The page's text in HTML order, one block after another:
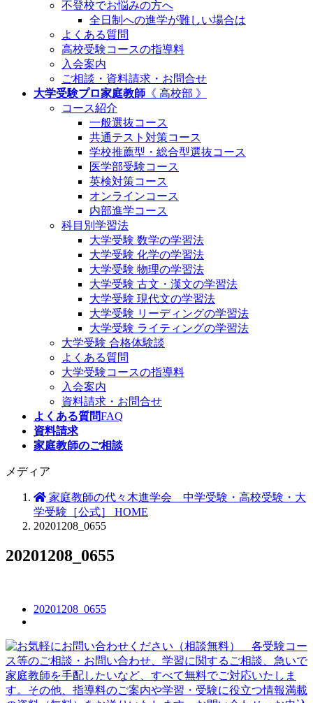
不登校でお悩みの方へ
全日制への進学が難しい場合は
よくある質問
高校受験コースの指導料
入会案内
ご相談・資料請求・お問合せ
大学受験プロ家庭教師 《 高校部 》
コース紹介
一般選抜コース
共通テスト対策コース
学校推薦型・総合型選抜コース
医学部受験コース
英検対策コース
オンラインコース
内部進学コース
科目別学習法
大学受験 数学の学習法
大学受験 化学の学習法
大学受験 物理の学習法
大学受験 古文・漢文の学習法
大学受験 現代文の学習法
大学受験 リーディングの学習法
大学受験 ライティングの学習法
大学受験 合格体験談
よくある質問
大学受験コースの指導料
入会案内
資料請求・お問合せ
よくある質問FAQ
資料請求
家庭教師のご相談
メディア
家庭教師の代々木進学会 中学受験・高校受験・大
学受験［公式］ HOME
20201208_0655
20201208_0655
20201208_0655